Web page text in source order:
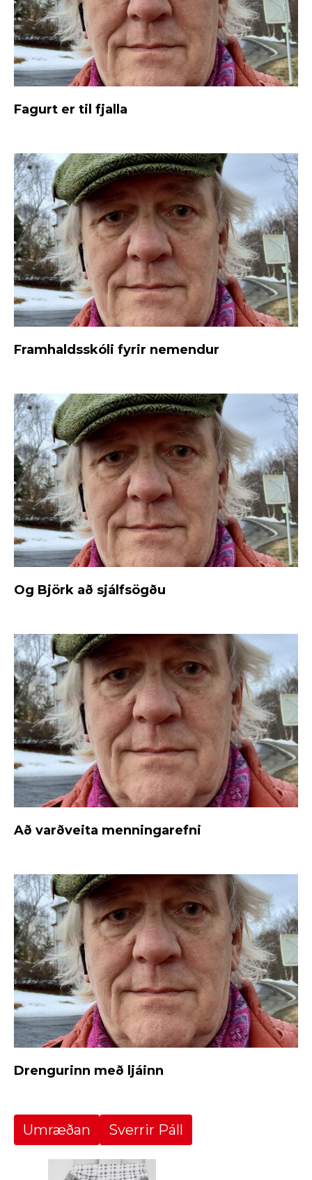
Fagurt er til fjalla
Framhaldsskóli fyrir nemendur
Og Björk að sjálfsögðu
Að varðveita menningarefni
Drengurinn með ljáinn
Umræðan Sverrir Páll